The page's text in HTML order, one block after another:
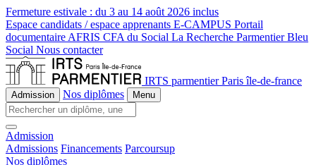
Fermeture estivale : du 3 au 14 août 2026 inclus
Espace candidats / espace apprenants E-CAMPUS Portail
documentaire AFRIS CFA du Social La Recherche Parmentier Bleu
Social Nous contacter
IRTS parmentier Paris île-de-france
Admission Nos diplômes Menu
Admission
Admissions Financements Parcoursup
Nos diplômes